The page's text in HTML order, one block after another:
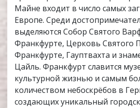
Майне входит в число самых
Европе. Среди
выделяются Собор Святого
Франкфурте, Церковь Святого
Франкфурте, Гауптвахта и
Цайль. Франкфурт славится
культурной жизнью и самым
количеством небоскрёбов в
создающих уникальный